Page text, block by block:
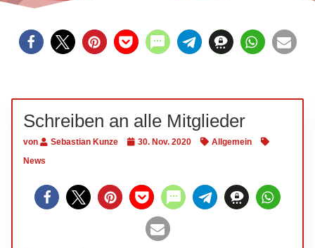
Schreiben an alle Mitglieder
von Sebastian Kunze 30. Nov. 2020
Allgemein
News